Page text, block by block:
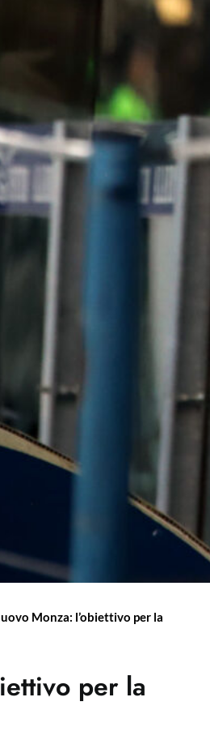
Monza: l’obiettivo per la
per la